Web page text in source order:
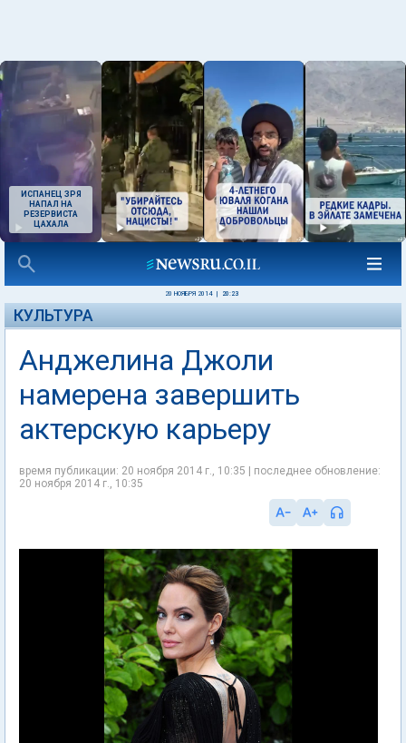
ИСПАНЕЦ ЗРЯ
НАПАЛ НА
РЕЗЕРВИСТА
ЦАХАЛА
20 НОЯБРЯ 2014 20:23
КУЛЬТУРА
Анджелина Джоли
намерена завершить
актерскую карьеру
время публикации: 20 ноября 2014 г., 10:35 | последнее обновление:
20 ноября 2014 г., 10:35